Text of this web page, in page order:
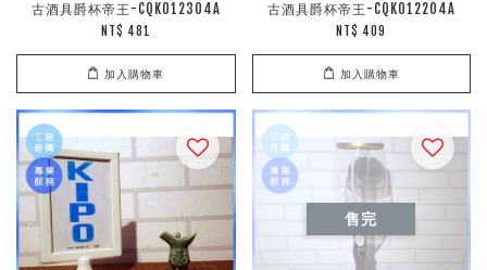
古酒具爵杯帝王-CQK012304A
NT$ 481
加入購物車
古酒具爵杯帝王-CQK012204A
NT$ 409
加入購物車
售完